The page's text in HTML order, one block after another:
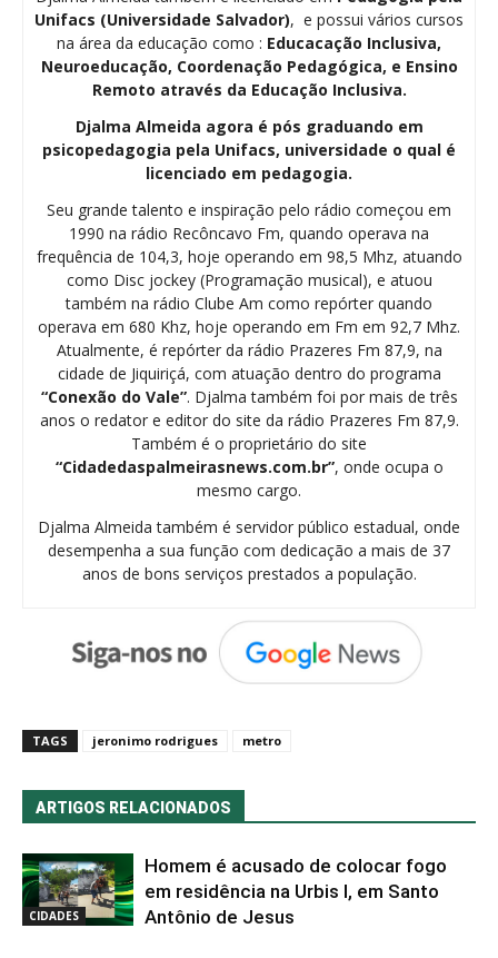
Unifacs (Universidade Salvador), e possui vários cursos
na área da educação como : Educacação Inclusiva,
Neuroeducação, Coordenação Pedagógica, e Ensino
Remoto através da Educação Inclusiva.
Djalma Almeida agora é pós graduando em
psicopedagogia pela Unifacs, universidade o qual é
licenciado em pedagogia.
Seu grande talento e inspiração pelo rádio começou em
1990 na rádio Recôncavo Fm, quando operava na
frequência de 104,3, hoje operando em 98,5 Mhz, atuando
como Disc jockey (Programação musical), e atuou
também na rádio Clube Am como repórter quando
operava em 680 Khz, hoje operando em Fm em 92,7 Mhz.
Atualmente, é repórter da rádio Prazeres Fm 87,9, na
cidade de Jiquiriçá, com atuação dentro do programa
“Conexão do Vale”. Djalma também foi por mais de três
anos o redator e editor do site da rádio Prazeres Fm 87,9.
Também é o proprietário do site
“Cidadedaspalmeirasnews.com.br”, onde ocupa o
mesmo cargo.
Djalma Almeida também é servidor público estadual, onde
desempenha a sua função com dedicação a mais de 37
anos de bons serviços prestados a população.
TAGS jeronimo rodrigues metro
ARTIGOS RELACIONADOS
CIDADES
Homem é acusado de colocar fogo
em residência na Urbis I, em Santo
Antônio de Jesus